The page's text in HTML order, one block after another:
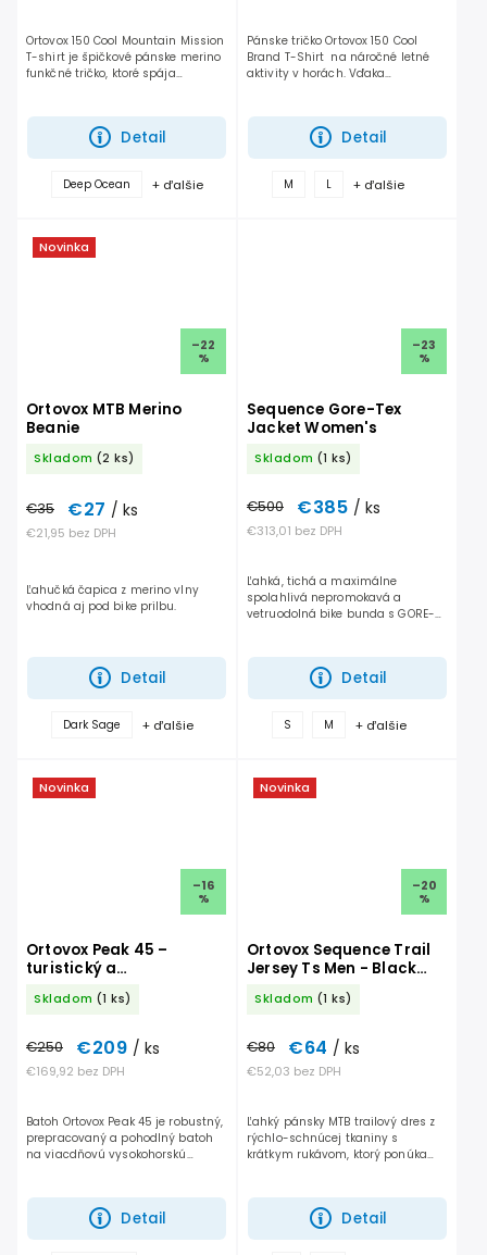
Detail
Ortovox 150 Cool Mountain Mission
T-shirt je špičkové pánske merino
funkčné tričko, ktoré spája
ideálne pre všetkých,...
Deep Ocean + ďalšie
Detail
Pánske tričko Ortovox 150 Cool
Brand T-Shirt na náročné letné
aktivity v horách. Vďaka
merino vlnu s chladivými...
M L + ďalšie
Novinka
–22
%
Ortovox MTB Merino
Beanie
Skladom (2 ks)
€21,95 bez DPH
€35 €27 / ks
Detail
Ľahučká čapica z merino vlny
vhodná aj pod bike prilbu.
Dark Sage + ďalšie
–23
%
Sequence Gore-Tex
Jacket Women's
Skladom (1 ks)
€313,01 bez DPH
€500 €385 / ks
Detail
Ľahká, tichá a maximálne
spolahlivá nepromokavá a
vetruodolná bike bunda s GORE-
S M + ďalšie
Novinka
–16
%
Ortovox Peak 45 –
turistický a
skialpinistický batoh 45 l
Skladom (1 ks)
€169,92 bez DPH
€250 €209 / ks
Detail
Batoh Ortovox Peak 45 je robustný,
prepracovaný a pohodlný batoh
na viacdňovú vysokohorskú
cepínov, lyží, prilby a...
Novinka
–20
%
Ortovox Sequence Trail
Jersey Ts Men - Black
Skladom (1 ks)
€52,03 bez DPH
€80 €64 / ks
Detail
Ľahký pánsky MTB trailový dres z
rýchlo-schnúcej tkaniny s
krátkym rukávom, ktorý ponúka